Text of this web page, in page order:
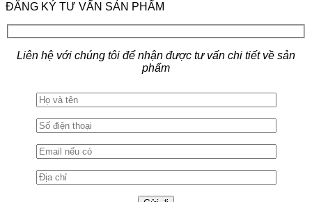
ĐĂNG KÝ TƯ VẤN SẢN PHẨM
Liên hệ với chúng tôi để nhận được tư vấn chi tiết về sản
phẩm